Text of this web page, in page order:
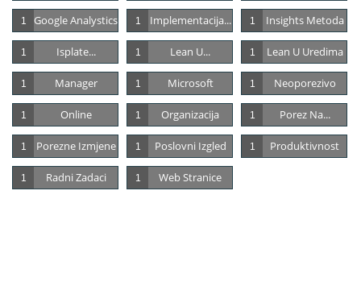
Google Analystics
1 Implementacija...
1 Insights Metoda
1
Isplate...
1 Lean U...
1 Lean U Uredima
1
Manager
1 Microsoft
1 Neoporezivo
1
Online
1 Organizacija
1 Porez Na...
1
Porezne Izmjene
1 Poslovni Izgled
1 Produktivnost
1
Radni Zadaci
1 Web Stranice
1